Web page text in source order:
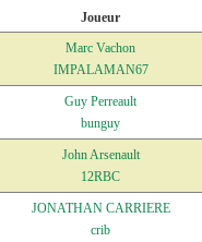
Joueur
Marc Vachon
IMPALAMAN67
Guy Perreault
bunguy
John Arsenault
12RBC
JONATHAN CARRIERE
crib